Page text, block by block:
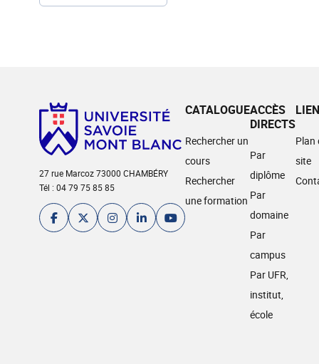
27 rue Marcoz 73000 CHAMBÉRY
Tél : 04 79 75 85 85
CATALOGUE
Rechercher un
cours
Rechercher
une formation
ACCÈS
DIRECTS
Par
diplôme
Par
domaine
Par
campus
Par UFR,
institut,
école
Plan
site